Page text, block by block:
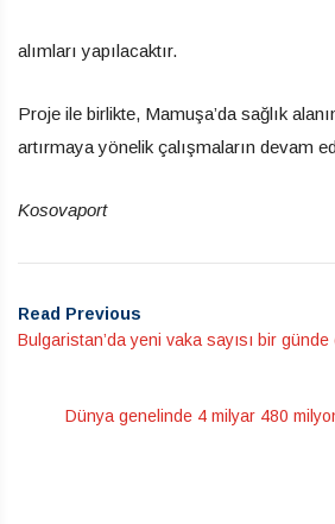
alımları yapılacaktır.
Proje ile birlikte, Mamuşa’da sağlık
artırmaya yönelik çalışmaların devam
Kosovaport
Read Previous
Bulgaristan’da yeni vaka sayısı bir günde
Dünya genelinde 4 milyar 480